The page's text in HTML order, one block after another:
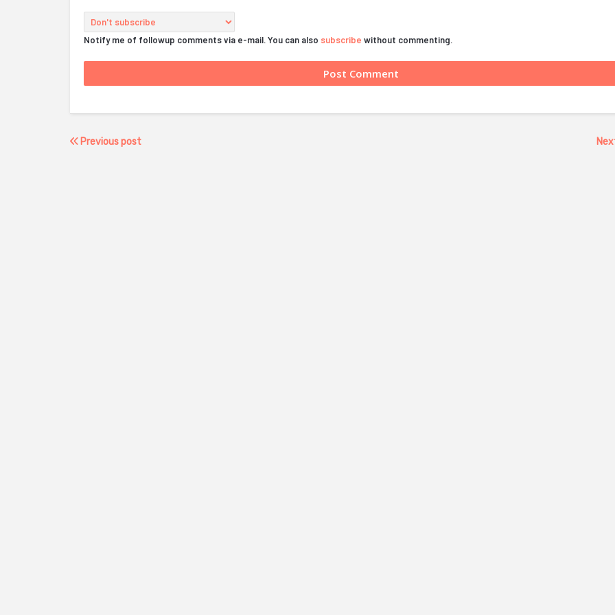
Notify me of followup comments via e-mail. You can also subscribe without commenting.
Previous post